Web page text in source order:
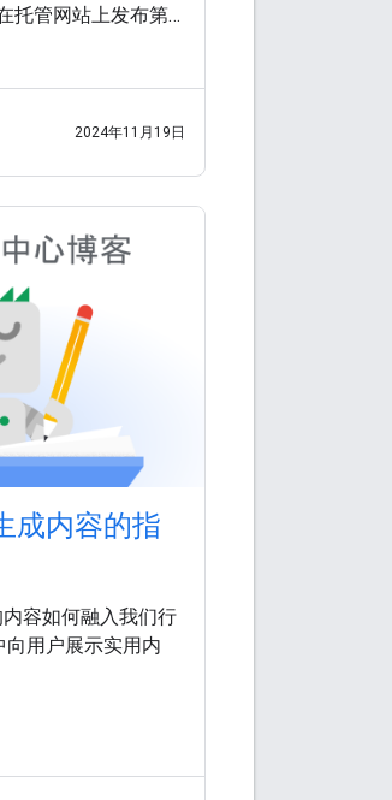
托管网站上发布第
2024年11月19日
成内容的指
容如何融入我们行
向用户展示实用内